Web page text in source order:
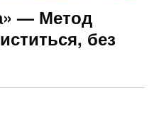
— Метод
без